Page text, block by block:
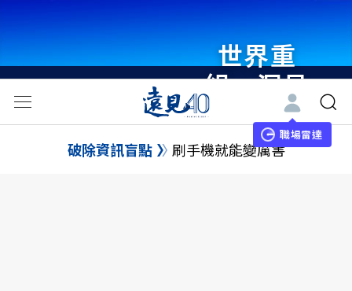
世界重
組・洞見
未來 與
世界領袖
職場雷達
破除資訊盲點 刷手機就能變厲害